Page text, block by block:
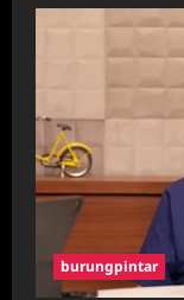
burungpintar